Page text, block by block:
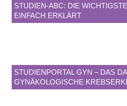
STUDIEN-ABC: DIE
EINFACH ERKLÄRT
STUDIENPORTAL GYN – DAS
GYNÄKOLOGISCHE